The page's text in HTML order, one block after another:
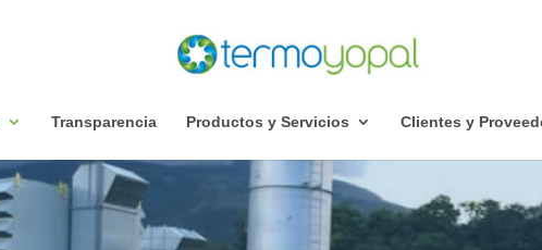
Transparencia Productos y Servicios Clientes y